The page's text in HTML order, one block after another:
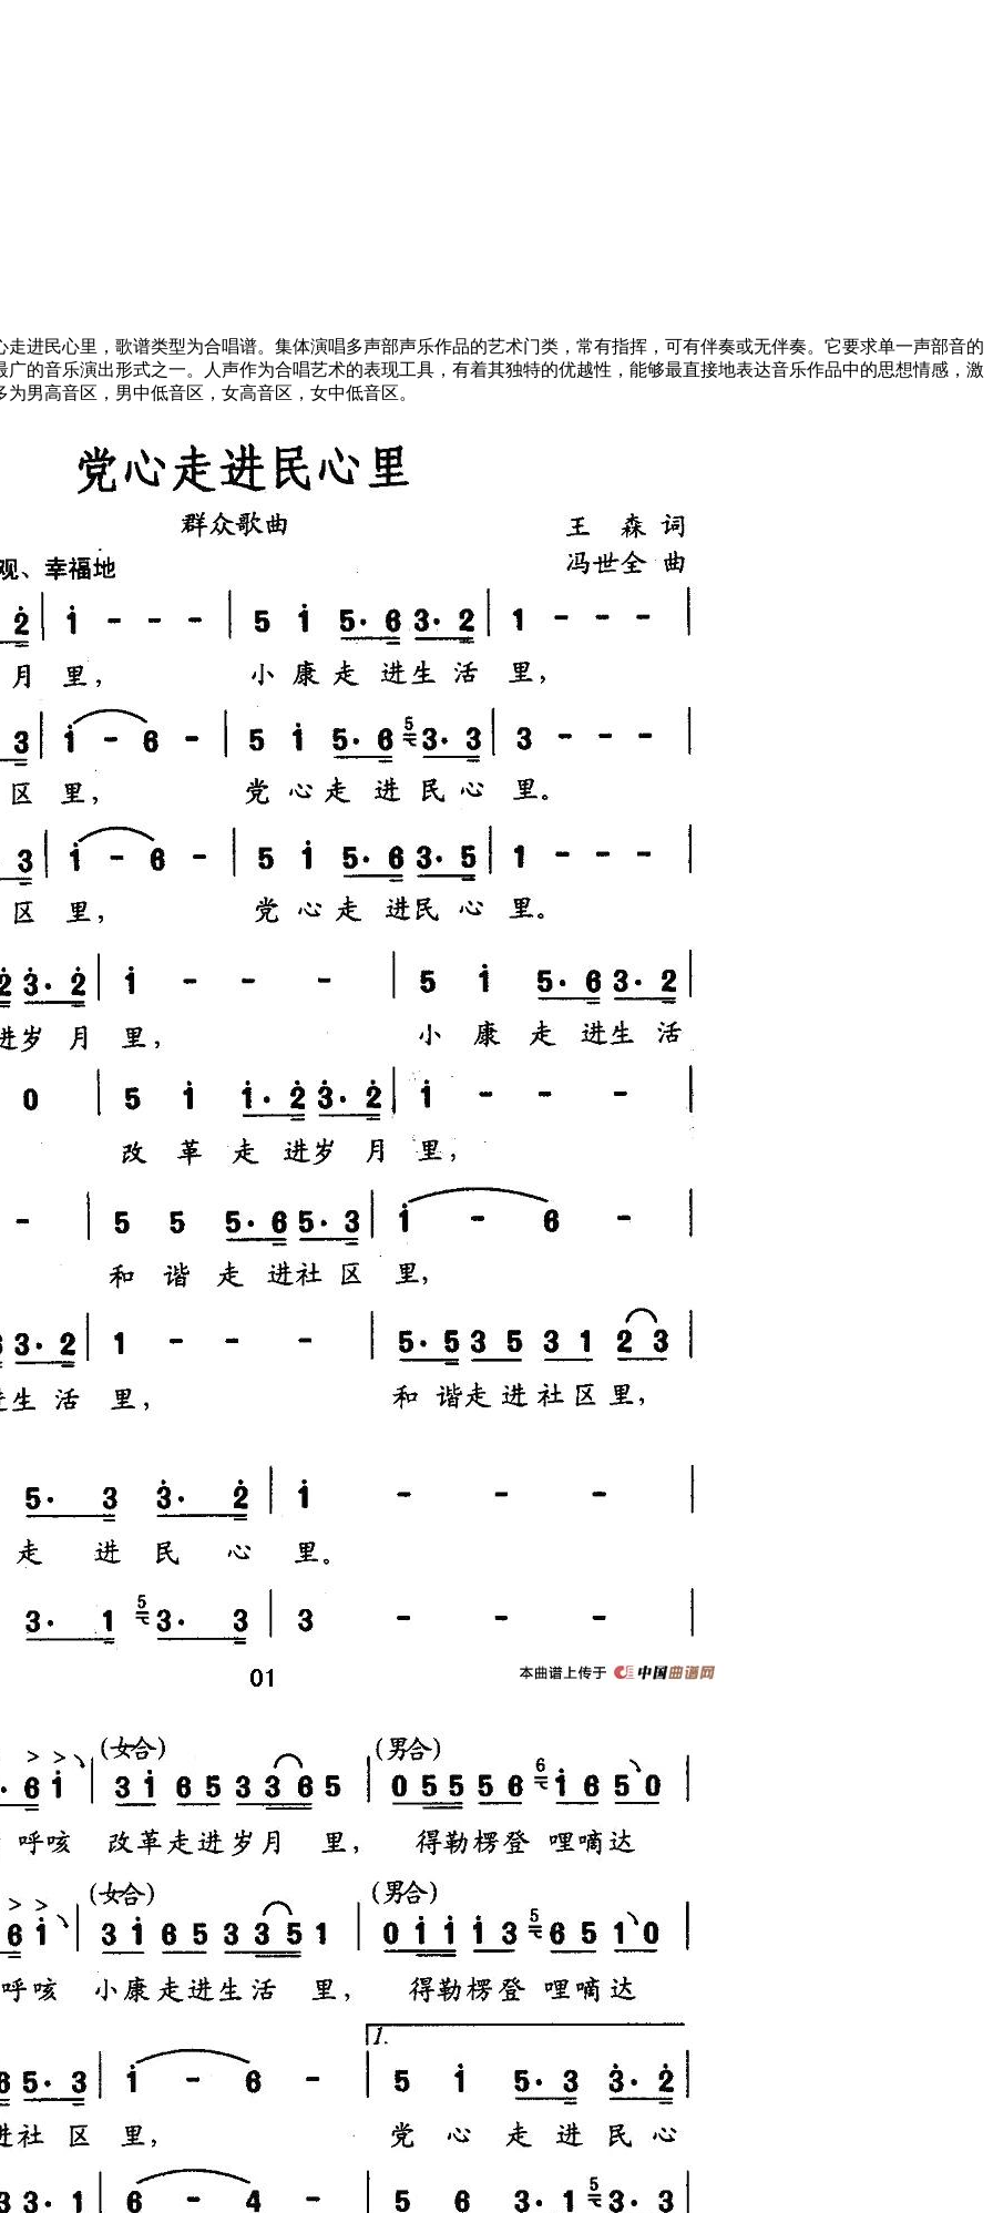
进民心里，歌谱类型为合唱谱。集体演唱多声部声乐作品的艺术门类，常有指挥，可有伴奏或无伴奏。它要求单一声部音的
的音乐演出形式之一。人声作为合唱艺术的表现工具，有着其独特的优越性，能够最直接地表达音乐作品中的思想情感，激
男高音区，男中低音区，女高音区，女中低音区。